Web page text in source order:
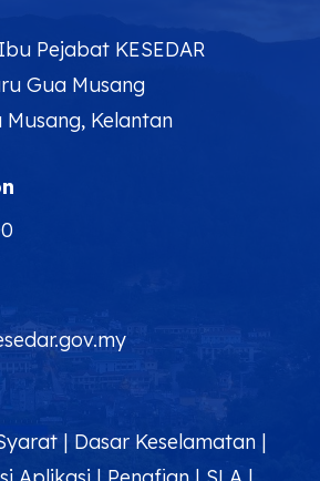
Pejabat KESEDAR
Gua Musang
Musang, Kelantan
| Dasar Keselamatan|